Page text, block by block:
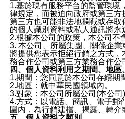
1.基於現有服務平台的監管環
律規定，而被迫向政府或第三方
第三方也可能非法地攔截或存
的個人識別資料或私人通訊將永
2.根據本公司的政策，本公司不
3. 本公司、所屬集團、關係企
將提供您表示拒絕行銷之方式
務合作公司或第三方業務合作公
四、個人資料利用之期間、地
1.期間：您同意於本公司存續期
2.地區：就中華民國領域內。
3.對象：本公司所屬公司(本公
4.方式：以電話、簡訊、電子郵
圍內，為行銷建檔、揭露、轉介